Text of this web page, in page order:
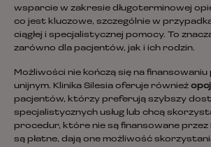
wsparcie w zakresie długoterminowej
co jest kluczowe, szczególnie w
ciągłej i specjalistycznej pomocy. To
zarówno dla pacjentów, jak i ich rodzin.
Możliwości nie kończą się na finansowaniu
unijnym. Klinika Silesia oferuje również
pacjentów, którzy preferują szybszy
specjalistycznych usług lub chcą
procedur, które nie są finansowane przez
są płatne, dają one możliwość